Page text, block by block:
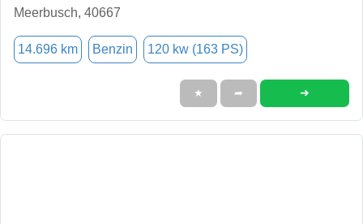
Meerbusch, 40667
14.696 km Benzin 120 kw (163 PS)
★ ➦ ➜